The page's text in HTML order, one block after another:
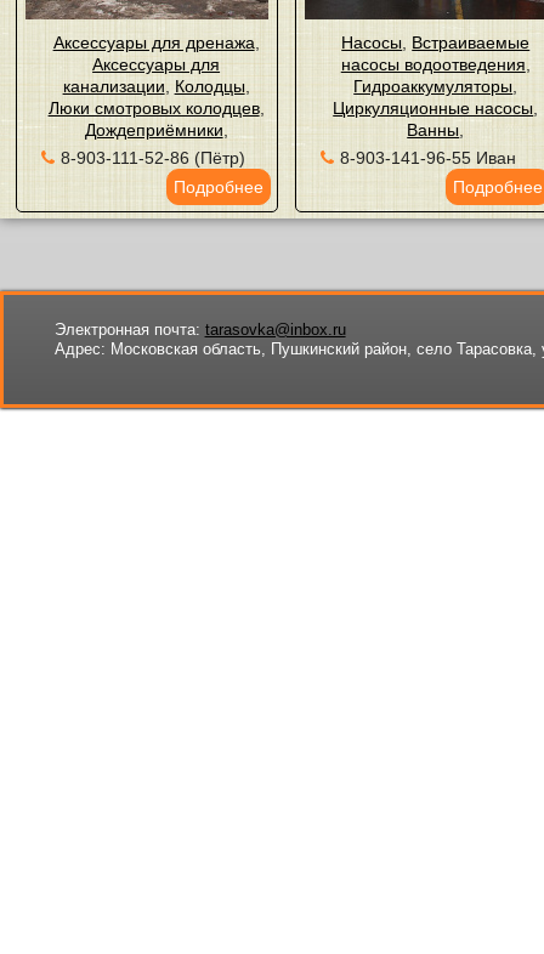
Аксессуары для дренажа
Аксессуары для
канализации
Колодцы,
Люки смотровых колодцев,
Дождеприёмники
8-903-111-52-86 (Пётр)
Подробнее
Насосы Встраиваемые
насосы водоотведения
Гидроаккумуляторы
Циркуляционные насосы
Ванны
8-903-141-96-55 Иван
Подробнее
Электронная почта: tarasovka@inbox.ru
Адрес: Московская область, Пушкинский район, село